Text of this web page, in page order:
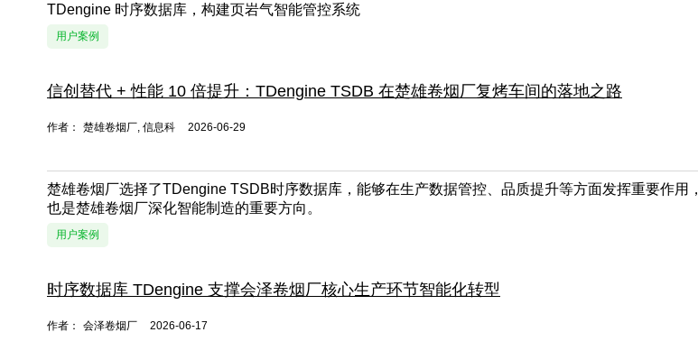
TDengine 时序数据库，构建页岩气智能管控系统
用户案例
信创替代 + 性能 10 倍提升：TDengine TSDB 在楚雄卷烟厂复烤车间的落地之路
作者： 楚雄卷烟厂, 信息科 2026-06-29
楚雄卷烟厂选择了TDengine TSDB时序数据库，能够在生产数据管控、品质提升等方面发挥重要作用，
也是楚雄卷烟厂深化智能制造的重要方向。
用户案例
时序数据库 TDengine 支撑会泽卷烟厂核心生产环节智能化转型
作者： 会泽卷烟厂 2026-06-17